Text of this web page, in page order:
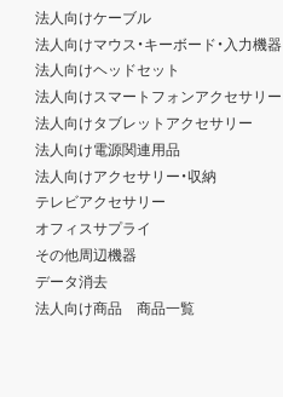
法人向けケーブル
法人向けマウス・キーボード・入力機器
法人向けヘッドセット
法人向けスマートフォンアクセサリー
法人向けタブレットアクセサリー
法人向け電源関連用品
法人向けアクセサリー・収納
テレビアクセサリー
オフィスサプライ
その他周辺機器
データ消去
法人向け商品 商品一覧